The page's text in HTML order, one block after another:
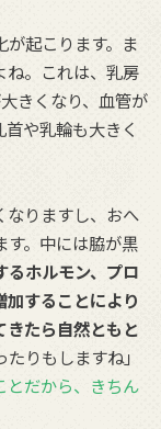
起こります。ま
ね。これは、乳房
きくなり、血管が
や乳輪も大きく
なりますし、おへ
す。中には脇が黒
るホルモン、プロ
することにより
きたら自然ともと
りもしますね」
だから、きちん